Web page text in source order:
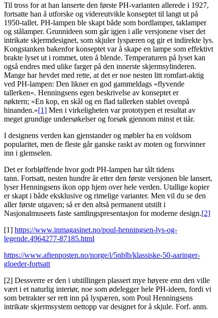
Til tross for at han lanserte den første PH-varianten allerede i 1927,
fortsatte han å utforske og videreutvikle konseptet til langt ut på
1950-tallet. PH-lampen ble skapt både som bordlamper, taklamper
og stålamper. Grunnideen som går igjen i alle versjonene viser det
intrikate skjermdesignet, som skjuler lyspæren og gir et indirekte lys.
Kongstanken bakenfor konseptet var å skape en lampe som effektivt
brakte lyset ut i rommet, uten å blende. Temperaturen på lyset kan
også endres med ulike farger på den innerste skjermsylinderen.
Mange har hevdet med rette, at det er noe nesten litt romfart-aktig
ved PH-lampen: Den likner en god gammeldags «flyvende
tallerken». Henningsens egen beskrivelse av konseptet er
nøktern; «En kop, en skål og en flad tallerken stablet ovenpå
hinanden.»[1] Men i virkeligheten var prototypen et resultat av
meget grundige undersøkelser og forsøk gjennom minst et tiår.
I designens verden kan gjenstander og møbler ha en voldsom
popularitet, men de fleste går ganske raskt av moten og forsvinner
inn i glemselen.
Det er forbløffende hvor godt PH-lampen har tålt tidens
tann. Fortsatt, nesten hundre år etter den første versjonen ble lansert,
lyser Henningsens ikon opp hjem over hele verden. Utallige kopier
er skapt i både eksklusive og rimelige varianter. Men vil du se den
aller første utgaven; så er den altså permanent utstilt i
Nasjonalmuseets faste samlingspresentasjon for moderne design.[2]
[1] https://www.inmagasinet.no/poul-henningsen-lys-og-
legende.4964277-87185.html
https://www.aftenposten.no/norge/i/5nblb/klassiske-50-aaringer-
gloeder-fortsatt
[2] Dessverre er den i utstillingen plassert mye høyere enn den ville
vært i et naturlig interiør, noe som ødelegger hele PH-ideen, fordi vi
som betrakter ser rett inn på lyspæren, som Poul Henningsens
intrikate skjermsystem nettopp var designet for å skjule. Forf. anm.